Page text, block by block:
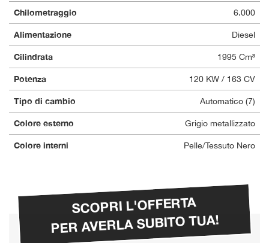
Chilometraggio 6.000
Alimentazione Diesel
Cilindrata 1995 Cm³
Potenza 120 KW / 163 CV
Tipo di cambio Automatico (7)
Colore esterno Grigio metallizzato
Colore interni Pelle/Tessuto Nero
SCOPRI L'OFFERTA
PER AVERLA SUBITO TUA!